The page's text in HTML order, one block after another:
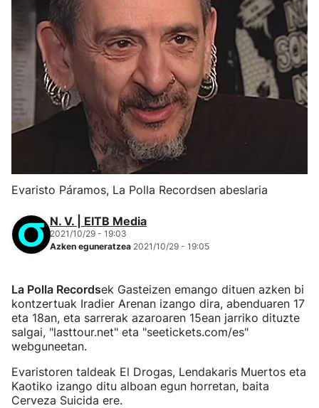
Evaristo Páramos, La Polla Recordsen abeslaria
N. V. | EITB Media
2021/10/29 - 19:03
Azken eguneratzea 2021/10/29 - 19:05
La Polla Recordsek Gasteizen emango dituen azken bi
kontzertuak Iradier Arenan izango dira, abenduaren 17
eta 18an, eta sarrerak azaroaren 15ean jarriko dituzte
salgai, "lasttour.net" eta "seetickets.com/es"
webguneetan.
Evaristoren taldeak El Drogas, Lendakaris Muertos eta
Kaotiko izango ditu alboan egun horretan, baita
Cerveza Suicida ere.